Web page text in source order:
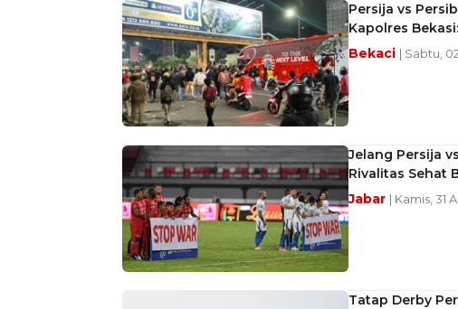
Persija vs
Kapolres
Bekaci | Sabtu,
Jelang Persija
Rivalitas Sehat
Jabar | Kamis, 31
Tatap Derby